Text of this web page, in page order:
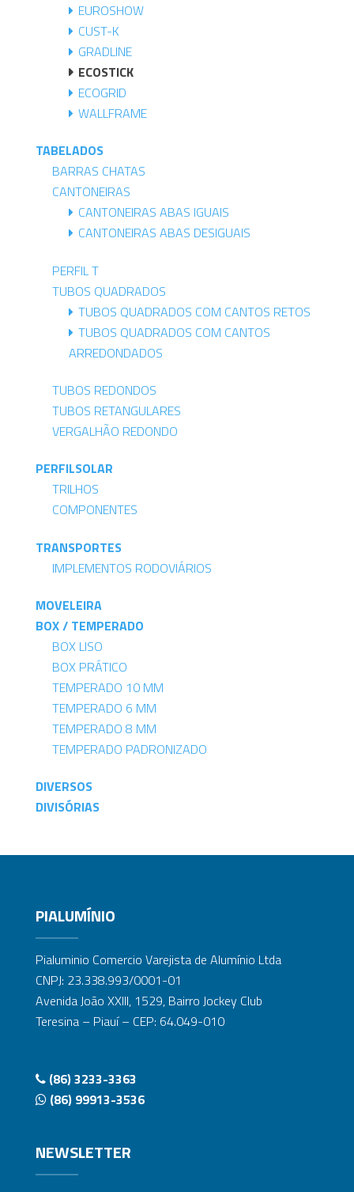
EUROSHOW
CUST-K
GRADLINE
ECOSTICK
ECOGRID
WALLFRAME
TABELADOS
BARRAS CHATAS
CANTONEIRAS
CANTONEIRAS ABAS IGUAIS
CANTONEIRAS ABAS DESIGUAIS
PERFIL T
TUBOS QUADRADOS
TUBOS QUADRADOS COM CANTOS RETOS
TUBOS QUADRADOS COM CANTOS
ARREDONDADOS
TUBOS REDONDOS
TUBOS RETANGULARES
VERGALHÃO REDONDO
PERFILSOLAR
TRILHOS
COMPONENTES
TRANSPORTES
IMPLEMENTOS RODOVIÁRIOS
MOVELEIRA
BOX / TEMPERADO
BOX LISO
BOX PRÁTICO
TEMPERADO 10 MM
TEMPERADO 6 MM
TEMPERADO 8 MM
TEMPERADO PADRONIZADO
DIVERSOS
DIVISÓRIAS
PIALUMÍNIO
Pialuminio Comercio Varejista de Alumínio Ltda
CNPJ: 23.338.993/0001-01
Avenida João XXIII, 1529, Bairro Jockey Club
Teresina – Piauí – CEP: 64.049-010
(86) 3233-3363
(86) 99913-3536
NEWSLETTER